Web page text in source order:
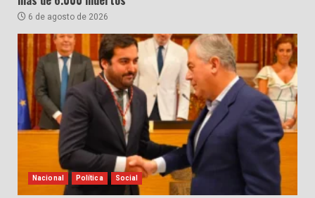
6 de agosto de 2026
Nacional Política Social